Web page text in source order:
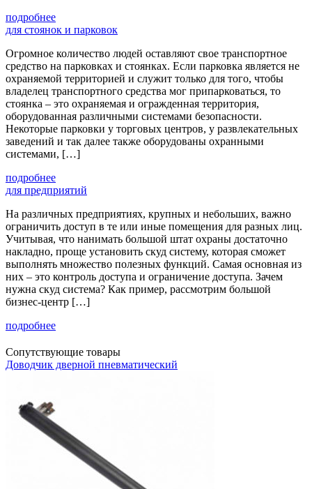
подробнее
для стоянок и парковок
Огромное количество людей оставляют свое транспортное
средство на парковках и стоянках. Если парковка является не
охраняемой территорией и служит только для того, чтобы
владелец транспортного средства мог припарковаться, то
стоянка – это охраняемая и огражденная территория,
оборудованная различными системами безопасности.
Некоторые парковки у торговых центров, у развлекательных
заведений и так далее также оборудованы охранными
системами, […]
подробнее
для предприятий
На различных предприятиях, крупных и небольших, важно
ограничить доступ в те или иные помещения для разных лиц.
Учитывая, что нанимать большой штат охраны достаточно
накладно, проще установить скуд систему, которая сможет
выполнять множество полезных функций. Самая основная из
них – это контроль доступа и ограничение доступа. Зачем
нужна скуд система? Как пример, рассмотрим большой
бизнес-центр […]
подробнее
Сопутствующие товары
Доводчик дверной пневматический